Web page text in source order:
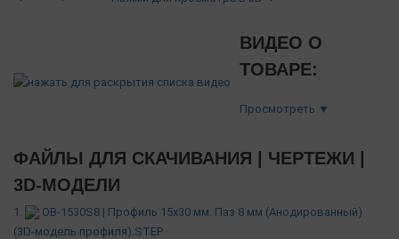
ВИДЕО О
ТОВАРЕ:
Просмотреть ▼
ФАЙЛЫ ДЛЯ СКАЧИВАНИЯ | ЧЕРТЕЖИ |
3D-МОДЕЛИ
1.
OB-1530S8 | Профиль 15х30 мм. Паз 8 мм (Анодированный)
(3D-модель профиля).STEP